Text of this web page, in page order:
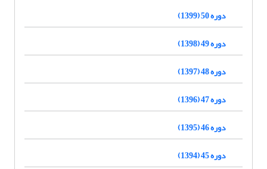
دوره 50 (1399)
دوره 49 (1398)
دوره 48 (1397)
دوره 47 (1396)
دوره 46 (1395)
دوره 45 (1394)